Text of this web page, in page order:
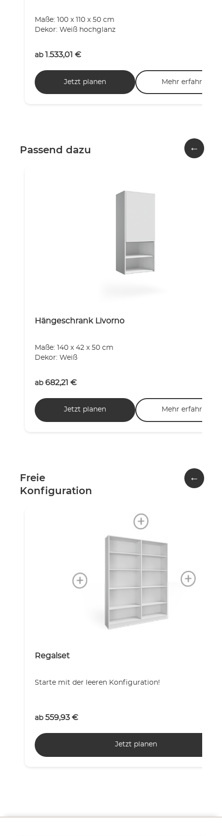
Maße: 100 x 110 x 50 cm
Dekor: Weiß hochglanz
ab 1.533,01 €
Jetzt planen Mehr erfahren
Passend dazu
Hängeschrank Livorno
Maße: 140 x 42 x 50 cm
Dekor: Weiß
ab 682,21 €
Jetzt planen Mehr erfahren
←
Freie
Konfiguration
Regalset
Starte mit der leeren Konfiguration!
ab 559,93 €
Jetzt planen
←